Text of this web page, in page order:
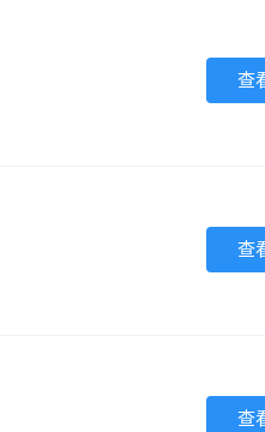
查
查
查